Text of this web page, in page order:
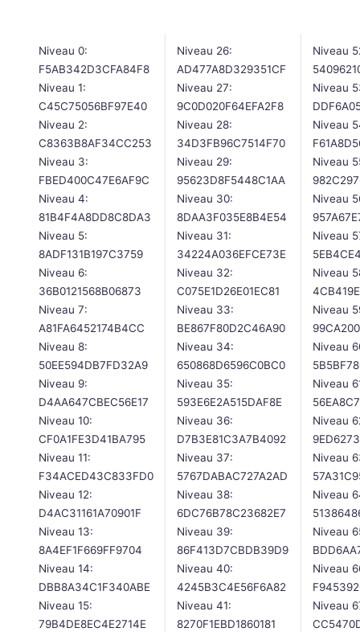
Niveau 0:
F5AB342D3CFA84F8
Niveau 1:
C45C75056BF97E40
Niveau 2:
C8363B8AF34CC253
Niveau 3:
FBED400C47E6AF9C
Niveau 4:
81B4F4A8DD8C8DA3
Niveau 5:
8ADF131B197C3759
Niveau 6:
36B0121568B06873
Niveau 7:
A81FA6452174B4CC
Niveau 8:
50EE594DB7FD32A9
Niveau 9:
D4AA647CBEC56E17
Niveau 10:
CF0A1FE3D41BA795
Niveau 11:
F34ACED43C833FD0
Niveau 12:
D4AC31161A70901F
Niveau 13:
8A4EF1F669FF9704
Niveau 14:
DBB8A34C1F340ABE
Niveau 15:
79B4DE8EC4E2714E
Niveau 26:
AD477A8D329351CF
Niveau 27:
9C0D020F64EFA2F8
Niveau 28:
34D3FB96C7514F70
Niveau 29:
95623D8F5448C1AA
Niveau 30:
8DAA3F035E8B4E54
Niveau 31:
34224A036EFCE73E
Niveau 32:
C075E1D26E01EC81
Niveau 33:
BE867F80D2C46A90
Niveau 34:
650868D6596C0BC0
Niveau 35:
593E6E2A515DAF8E
Niveau 36:
D7B3E81C3A7B4092
Niveau 37:
5767DABAC727A2AD
Niveau 38:
6DC76B78C23682E7
Niveau 39:
86F413D7CBDB39D9
Niveau 40:
4245B3C4E56F6A82
Niveau 41:
8270F1EBD1860181
Niveau
Niveau
Niveau
Niveau
Niveau
Niveau
Niveau
Niveau
Niveau
Niveau
Niveau
Niveau
Niveau
Niveau
Niveau
Niveau